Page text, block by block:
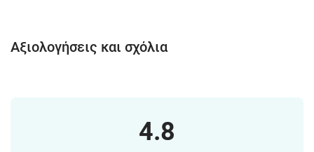
Αξιολογήσεις και σχόλια
4.8